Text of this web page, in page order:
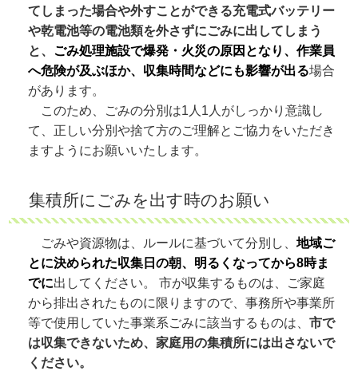
てしまった場合や外すことができる充電式バッテリー
や乾電池等の電池類を外さずにごみに出してしまう
と、 ごみ処理施設で爆発・火災の原因となり、作業員
へ危険が及ぶほか、収集時間などにも影響が出る場合
があります。
このため、ごみの分別は1人1人がしっかり意識し
て、正しい分別や捨て方のご理解とご協力をいただき
ますようにお願いいたします。
集積所にごみを出す時のお願い
ごみや資源物は、ルールに基づいて分別し、地域ご
とに決められた収集日の朝、明るくなってから8時ま
でに出してください。 市が収集するものは、ご家庭
から排出されたものに限りますので、事務所や事業所
等で使用していた事業系ごみに該当するものは、市で
は収集できないため、家庭用の集積所には出さないで
ください。